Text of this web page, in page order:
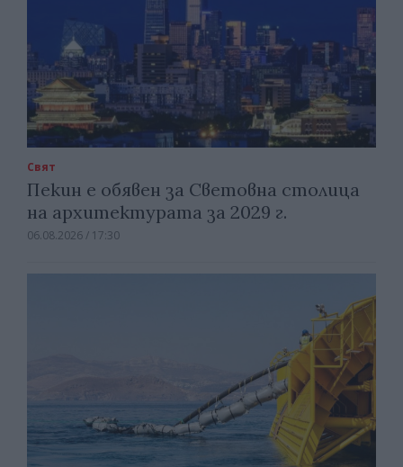
Свят
Пекин е обявен за Световна столица
на архитектурата за 2029 г.
06.08.2026 / 17:30